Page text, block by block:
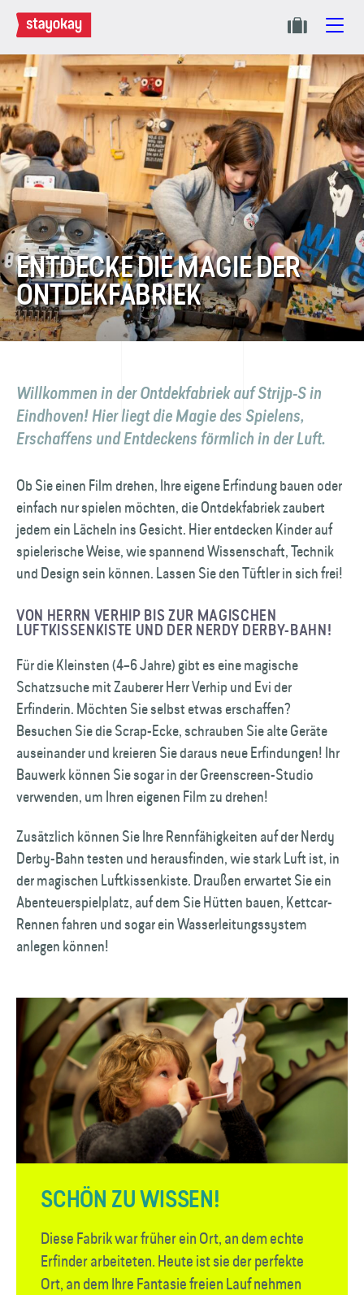
ENTDECKE DIE MAGIE DER
ONTDEK­FABRIEK
Willkommen in der Ontdekfabriek auf Strijp-S in
Eindhoven! Hier liegt die Magie des Spielens,
Erschaffens und Entdeckens förmlich in der Luft.
Ob Sie einen Film drehen, Ihre eigene Erfindung bauen oder
einfach nur spielen möchten, die Ontdekfabriek zaubert
jedem ein Lächeln ins Gesicht. Hier entdecken Kinder auf
spielerische Weise, wie spannend Wissenschaft, Technik
und Design sein können. Lassen Sie den Tüftler in sich frei!
VON HERRN VERHIP BIS ZUR MAGISCHEN
LUFTKISSENKISTE UND DER NERDY DERBY-BAHN!
Für die Kleinsten (4–6 Jahre) gibt es eine magische
Schatzsuche mit Zauberer Herr Verhip und Evi der
Erfinderin. Möchten Sie selbst etwas erschaffen?
Besuchen Sie die Scrap-Ecke, schrauben Sie alte Geräte
auseinander und kreieren Sie daraus neue Erfindungen! Ihr
Bauwerk können Sie sogar in der Greenscreen-Studio
verwenden, um Ihren eigenen Film zu drehen!
Zusätzlich können Sie Ihre Rennfähigkeiten auf der Nerdy
Derby-Bahn testen und herausfinden, wie stark Luft ist, in
der magischen Luftkissenkiste. Draußen erwartet Sie ein
Abenteuerspielplatz, auf dem Sie Hütten bauen, Kettcar-
Rennen fahren und sogar ein Wasserleitungssystem
anlegen können!
SCHÖN ZU WISSEN!
Diese Fabrik war früher ein Ort, an dem echte
Erfinder arbeiteten. Heute ist sie der perfekte
Ort, an dem Ihre Fantasie freien Lauf nehmen